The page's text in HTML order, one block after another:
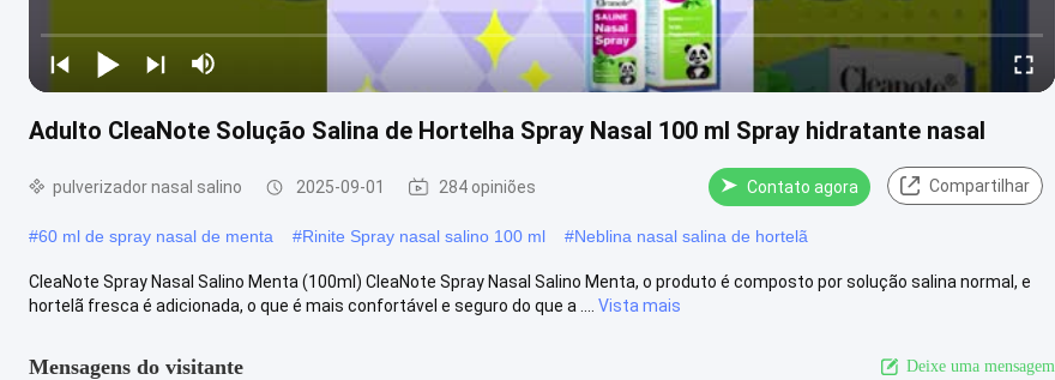
Adulto CleaNote Solução Salina de Hortelha Spray Nasal 100 ml Spray hidratante nasal
pulverizador nasal salino 2025-09-01 284 opiniões Contato agora Compartilhar
#60 ml de spray nasal de menta #Rinite Spray nasal salino 100 ml #Neblina nasal salina de hortelã
CleaNote Spray Nasal Salino Menta (100ml) CleaNote Spray Nasal Salino Menta, o produto é composto por solução salina normal, e
hortelã fresca é adicionada, o que é mais confortável e seguro do que a ....
Vista mais
Mensagens do visitante Deixe uma mensagem